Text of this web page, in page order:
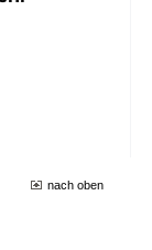
nach oben